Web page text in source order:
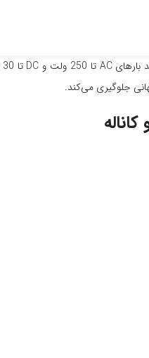
جلوگیری می‌کند.